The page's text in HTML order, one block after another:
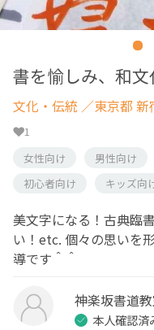
書を愉しみ、和
文化・伝統 ／東京都 新
1
女性向け
男性向け
初心者向け
キッズ向
美文字になる！古典臨
い！etc. 個々の思いを
導です＾＾
神楽坂書道
本人確認済